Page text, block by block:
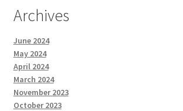
Archives
June 2024
May 2024
April 2024
March 2024
November 2023
October 2023